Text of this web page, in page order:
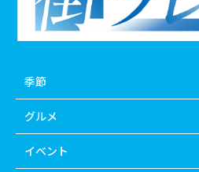
季節
グルメ
イベント